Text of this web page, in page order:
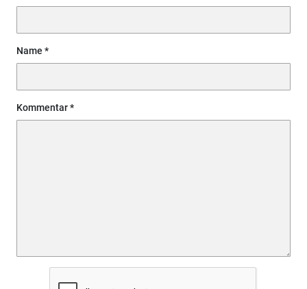
Name
Kommentar